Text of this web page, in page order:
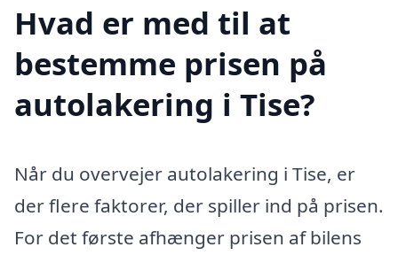
Hvad er med til at
bestemme prisen på
autolakering i Tise?
Når du overvejer autolakering i Tise, er
der flere faktorer, der spiller ind på prisen.
For det første afhænger prisen af bilens